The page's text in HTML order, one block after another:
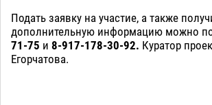
Подать заявку на участие, а также
дополнительную информацию можно
71-75 и 8-917-178-30-92. Куратор
Егорчатова.